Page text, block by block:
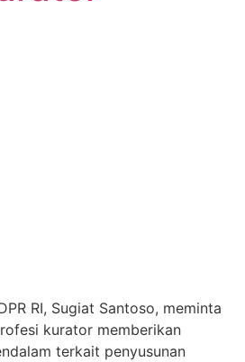
RI, Sugiat Santoso, meminta
kurator memberikan
terkait penyusunan